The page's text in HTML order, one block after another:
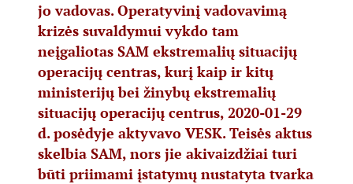
jo vadovas. Operatyvinį vadovavimą
krizės suvaldymui vykdo tam
neįgaliotas SAM ekstremalių situacijų
operacijų centras, kurį kaip ir kitų
ministerijų bei žinybų ekstremalių
situacijų operacijų centrus, 2020-01-29
d. posėdyje aktyvavo VESK. Teisės aktus
skelbia SAM, nors jie akivaizdžiai turi
būti priimami įstatymų nustatyta tvarka